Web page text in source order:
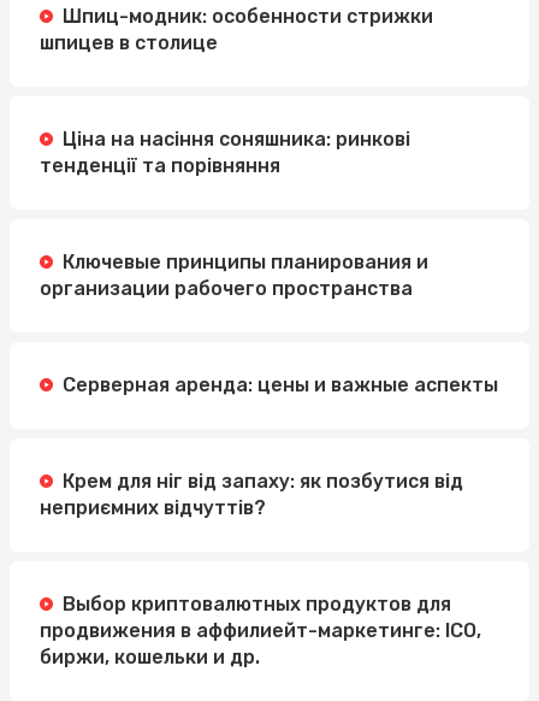
Шпиц-модник: особенности стрижки
шпицев в столице
Ціна на насіння соняшника: ринкові
тенденції та порівняння
Ключевые принципы планирования и
организации рабочего пространства
Серверная аренда: цены и важные аспекты
Крем для ніг від запаху: як позбутися від
неприємних відчуттів?
Выбор криптовалютных продуктов для
продвижения в аффилиейт-маркетинге: ICO,
биржи, кошельки и др.